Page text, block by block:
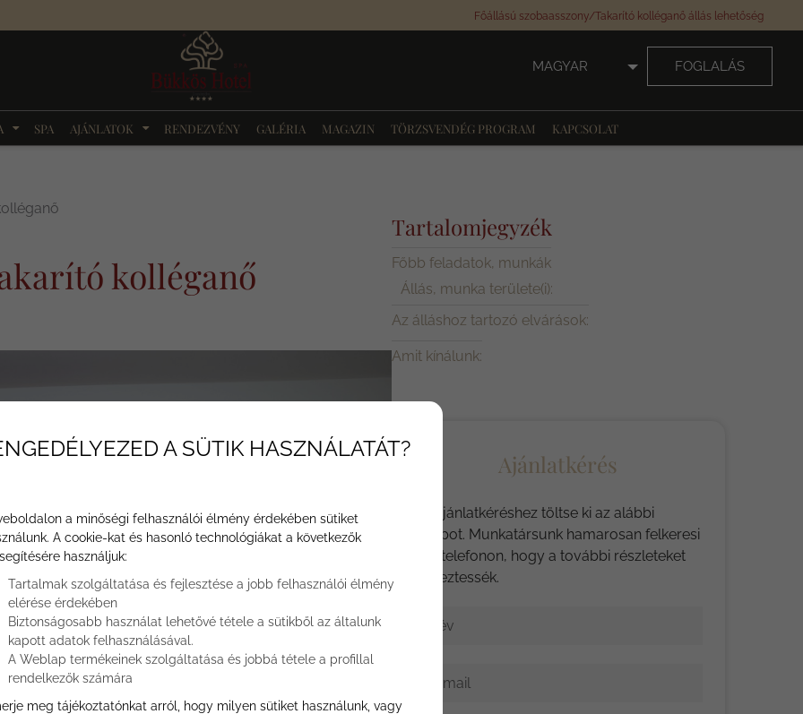
Főállású szobaasszony/Takarító kolléganő állás lehetőség
MAGYAR FOGLALÁS
SPA AJÁNLATOK RENDEZVÉNY GALÉRIA MAGAZIN TÖRZSVENDÉG PROGRAM KAPCSOLAT
kolléganő
Tartalomjegyzék
Főbb feladatok, munkák
Állás, munka területe(i):
Az álláshoz tartozó elvárások:
Amit kínálunk:
Ajánlatkérés
Az ajánlatkéréshez töltse ki az alábbi
űrlapot. Munkatársunk hamarosan felkeresi
Önt telefonon, hogy a további részleteket
egyeztessék.
Név
E-mail
A SÜTIK HASZNÁLATÁT?
a minőségi felhasználói élmény érdekében sütiket
A cookie-kat és hasonló technológiákat a következők
használjuk:
Tartalmak szolgáltatása és fejlesztése a jobb felhasználói élmény
elérése érdekében
Biztonságosabb használat lehetővé tétele a sütikből az általunk
kapott adatok felhasználásával.
A Weblap termékeinek szolgáltatása és jobbá tétele a profillal
rendelkezők számára
meg tájékoztatónkat arról, hogy milyen sütiket használunk, vagy